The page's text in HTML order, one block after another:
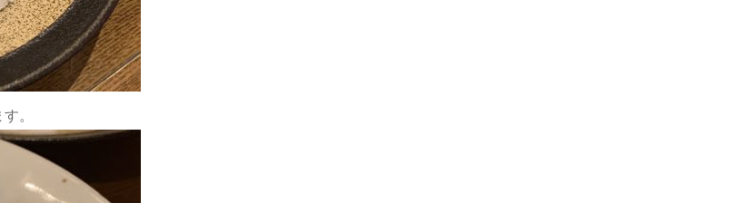
。